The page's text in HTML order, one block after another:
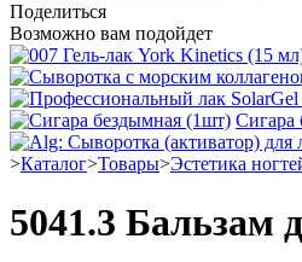
Поделиться
Возможно вам подойдет
Сигара
>Каталог>Товары>Эстетика
5041.3 Бальзам